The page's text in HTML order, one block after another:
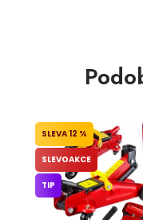
12 %
SLEVOAKCE
TIP